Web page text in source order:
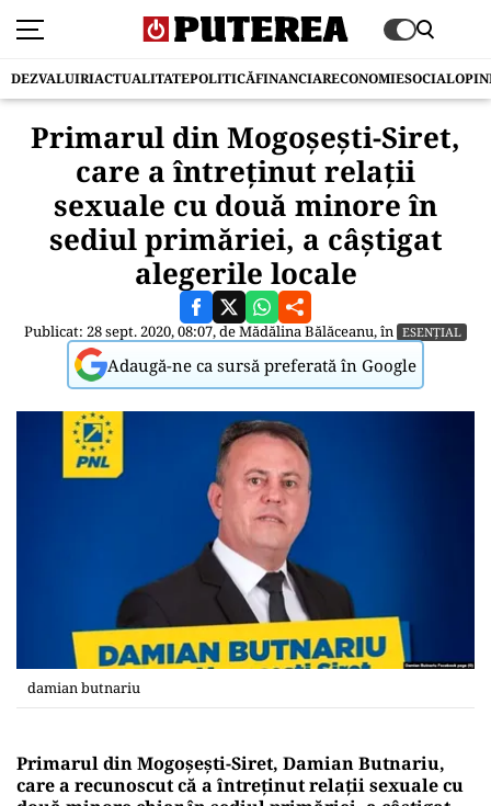
DEZVALUIRIACTUALITATEPOLITICĂFINANCIARECONOMIESOCIAL
Primarul din Mogoșești-Siret,
care a întreținut relații
sexuale cu două minore în
sediul primăriei, a câștigat
alegerile locale
Publicat: 28 sept. 2020, 08:07, deMădălina Bălăceanu, în ESENȚIAL
Adaugă-ne ca sursă preferată în Google
damian butnariu
Primarul din Mogoșești-Siret, Damian Butnariu,
care a recunoscut că a întreținut relații sexuale cu